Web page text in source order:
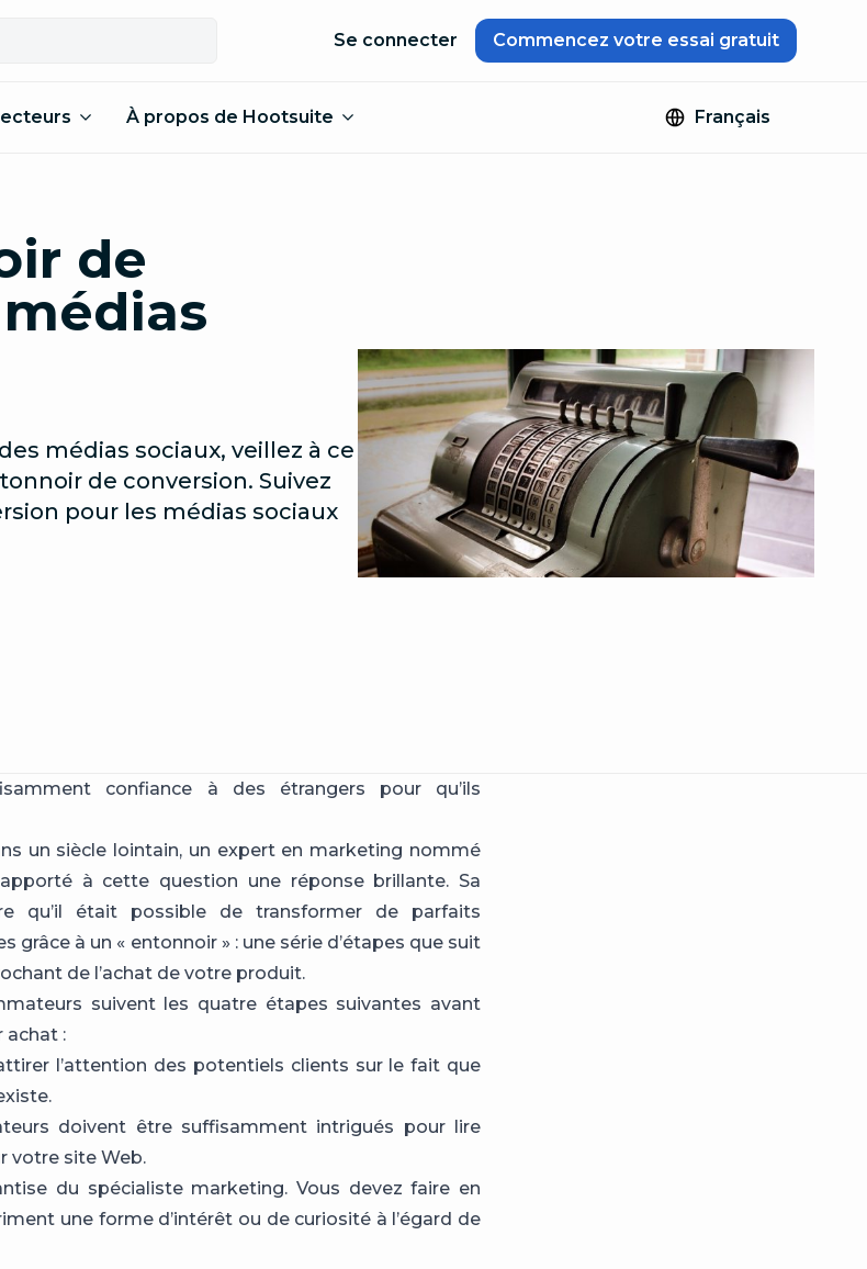
Se connecter Commencez votre essai gratuit
À propos de Hootsuite Français
de
médias sociaux, veillez à ce
de conversion. Suivez
pour les médias sociaux
confiance à des étrangers pour qu’ils
un siècle lointain, un expert en marketing nommé
à cette question une réponse brillante. Sa
qu’il était possible de transformer de parfaits
grâce à un « entonnoir » : une série d’étapes que suit
de l’achat de votre produit.
suivent les quatre étapes suivantes avant
achat :
l’attention des potentiels clients sur le fait que
doivent être suffisamment intrigués pour lire
votre site Web.
du spécialiste marketing. Vous devez faire en
une forme d’intérêt ou de curiosité à l’égard de